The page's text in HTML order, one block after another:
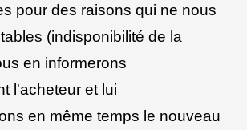
pour des raisons qui ne nous
(indisponibilité de la
en informerons
l'acheteur et lui
en même temps le nouveau